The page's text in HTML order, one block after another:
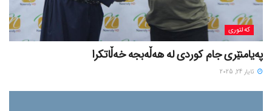
کەلتوری
پەیامنێری جام کوردی لە ھەڵەبجە خەڵاتکرا
ئایار 24, 2025